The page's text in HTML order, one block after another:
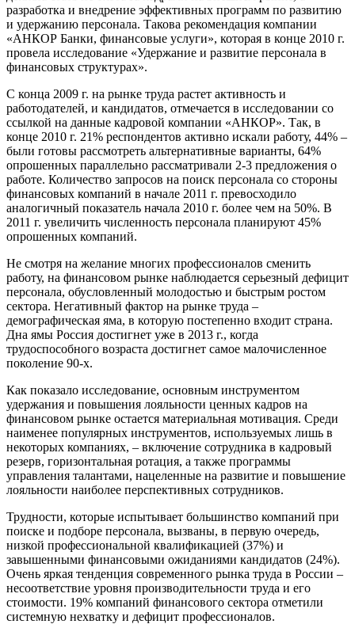
разработка и внедрение эффективных программ по развитию
и удержанию персонала. Такова рекомендация компании
«АНКОР Банки, финансовые услуги», которая в конце 2010 г.
провела исследование «Удержание и развитие персонала в
финансовых структурах».
С конца 2009 г. на рынке труда растет активность и
работодателей, и кандидатов, отмечается в исследовании со
ссылкой на данные кадровой компании «АНКОР». Так, в
конце 2010 г. 21% респондентов активно искали работу, 44% –
были готовы рассмотреть альтернативные варианты, 64%
опрошенных параллельно рассматривали 2-3 предложения о
работе. Количество запросов на поиск персонала со стороны
финансовых компаний в начале 2011 г. превосходило
аналогичный показатель начала 2010 г. более чем на 50%. В
2011 г. увеличить численность персонала планируют 45%
опрошенных компаний.
Не смотря на желание многих профессионалов сменить
работу, на финансовом рынке наблюдается серьезный дефицит
персонала, обусловленный молодостью и быстрым ростом
сектора. Негативный фактор на рынке труда –
демографическая яма, в которую постепенно входит страна.
Дна ямы Россия достигнет уже в 2013 г., когда
трудоспособного возраста достигнет самое малочисленное
поколение 90-х.
Как показало исследование, основным инструментом
удержания и повышения лояльности ценных кадров на
финансовом рынке остается материальная мотивация. Среди
наименее популярных инструментов, используемых лишь в
некоторых компаниях, – включение сотрудника в кадровый
резерв, горизонтальная ротация, а также программы
управления талантами, нацеленные на развитие и повышение
лояльности наиболее перспективных сотрудников.
Трудности, которые испытывает большинство компаний при
поиске и подборе персонала, вызваны, в первую очередь,
низкой профессиональной квалификацией (37%) и
завышенными финансовыми ожиданиями кандидатов (24%).
Очень яркая тенденция современного рынка труда в России –
несоответствие уровня производительности труда и его
стоимости. 19% компаний финансового сектора отметили
системную нехватку и дефицит профессионалов.